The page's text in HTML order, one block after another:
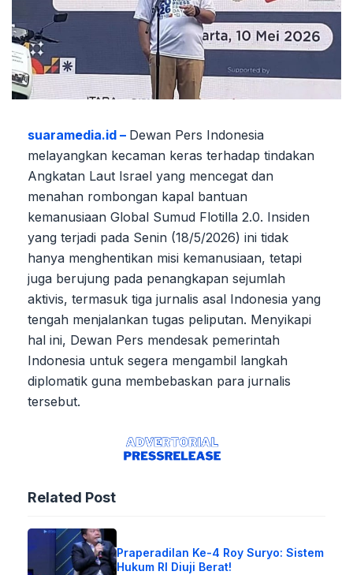
suaramedia.id – Dewan Pers Indonesia
melayangkan kecaman keras terhadap tindakan
Angkatan Laut Israel yang mencegat dan
menahan rombongan kapal bantuan
kemanusiaan Global Sumud Flotilla 2.0. Insiden
yang terjadi pada Senin (18/5/2026) ini tidak
hanya menghentikan misi kemanusiaan, tetapi
juga berujung pada penangkapan sejumlah
aktivis, termasuk tiga jurnalis asal Indonesia yang
tengah menjalankan tugas peliputan. Menyikapi
hal ini, Dewan Pers mendesak pemerintah
Indonesia untuk segera mengambil langkah
diplomatik guna membebaskan para jurnalis
tersebut.
Related Post
Praperadilan Ke-4 Roy Suryo: Sistem
Hukum RI Diuji Berat!